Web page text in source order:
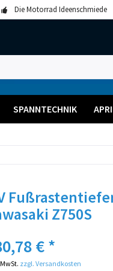
Die Motorrad Ideenschmiede
SPANNTECHNIK
Z750S
€ *
zzgl. Versandkosten